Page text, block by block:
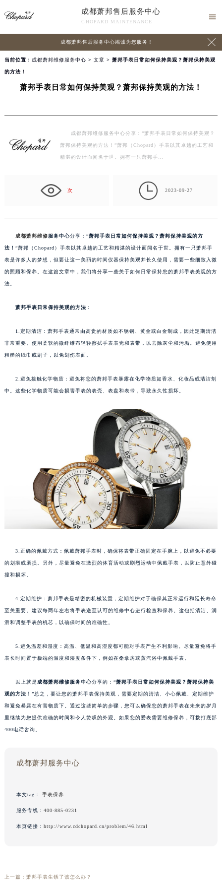
成都萧邦售后服务中心
CHOPARD MAINTENANCE

成都萧邦售后服务中心竭诚为您服务！ 
当前位置： 成都萧邦维修服务中心 > 文章 > 萧邦手表日常如何保持美观？萧邦保持美观
的方法！
萧邦手表日常如何保持美观？萧邦保持美观的方法！
成都萧邦维修服务中心分享：“萧邦手表日常如何保持美观？
萧邦保持美观的方法！”萧邦（Chopard）手表以其卓越的工艺和
精湛的设计而闻名于世。拥有一只萧邦手…
次  2023-09-27
成都萧邦维修服务中心分享：“萧邦手表日常如何保持美观？萧邦保持美观的方
法！ ”萧邦（Chopard）手表以其卓越的工艺和精湛的设计而闻名于世。拥有一只萧邦手
表是许多人的梦想，但要让这一美丽的时间仪器保持美观并长久使用，需要一些细致入微
的照顾和保养。在这篇文章中，我们将分享一些关于如何日常保持您的萧邦手表美观的方
法。
萧邦手表日常保持美观的方法：
1.定期清洁：萧邦手表通常由高贵的材质如不锈钢、黄金或白金制成，因此定期清洁
非常重要。使用柔软的微纤维布轻轻擦拭手表表壳和表带，以去除灰尘和污垢。避免使用
粗糙的纸巾或刷子，以免划伤表面。
2.避免接触化学物质：避免将您的萧邦手表暴露在化学物质如香水、化妆品或清洁剂
中。这些化学物质可能会损害手表的表壳、表盘和表带，导致永久性损坏。
3.正确的佩戴方式：佩戴萧邦手表时，确保将表带正确固定在手腕上，以避免不必要
的划痕或磨损。另外，尽量避免在激烈的体育活动或剧烈运动中佩戴手表，以防止意外碰
撞和损坏。
4.定期维护：萧邦手表是精密的机械装置，定期维护对于确保其正常运行和延长寿命
至关重要。建议每两年左右将手表送至认可的维修中心进行检查和保养。这包括清洁、润
滑和调整手表的机芯，以确保时间的准确性。
5.避免温差和湿度：高温、低温和高湿度都可能对手表产生不利影响。尽量避免将手
表长时间置于极端的温度和湿度条件下，例如在桑拿房或蒸汽浴中佩戴手表。
以上就是成都萧邦维修服务中心分享的：“萧邦手表日常如何保持美观？萧邦保持美
观的方法！ ”总之，要让您的萧邦手表保持美观，需要定期的清洁、小心佩戴、定期维护
和避免暴露在有害物质下。通过这些简单的步骤，您可以确保您的萧邦手表在未来的岁月
里继续为您提供准确的时间和令人赞叹的外观。如果您的爱表需要维修保养，可拨打底部
400电话咨询。
成都萧邦服务中心
本文tag： 手表保养
服务专线： 400-885-0231
本页链接： http://www.cdchopard.cn/problem/46.html
上一篇： 萧邦手表生锈了该怎么办？